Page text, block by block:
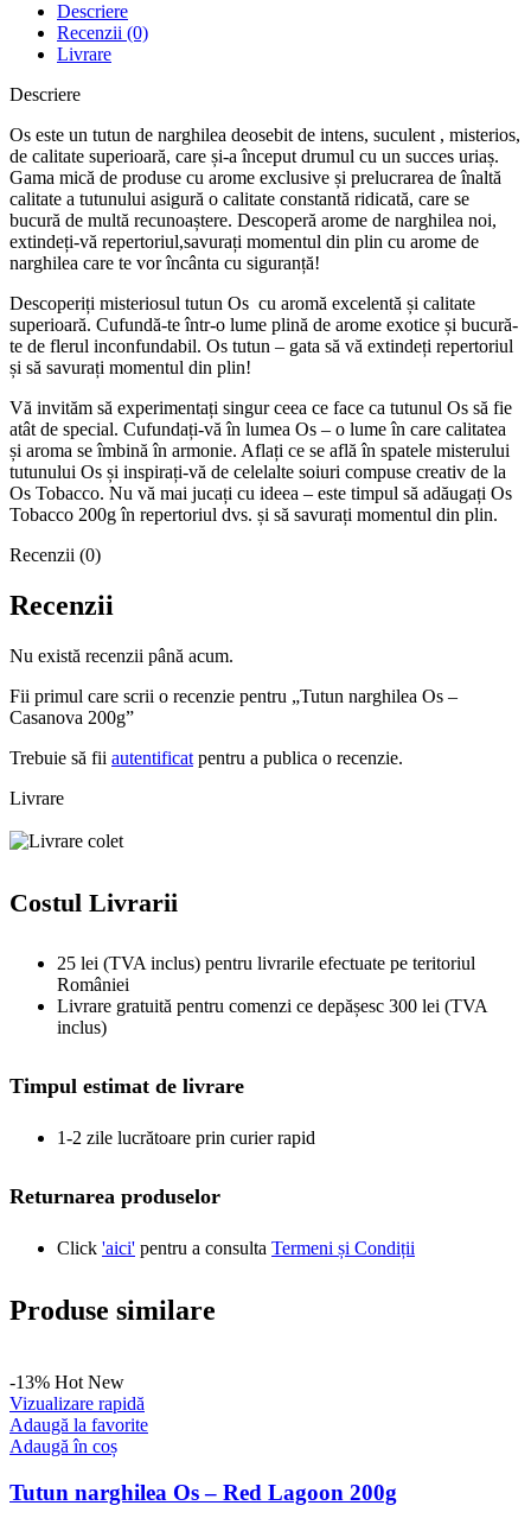
Descriere
Recenzii (0)
Livrare
Descriere
Os este un tutun de narghilea deosebit de intens, suculent , misterios,
de calitate superioară, care și-a început drumul cu un succes uriaș.
Gama mică de produse cu arome exclusive și prelucrarea de înaltă
calitate a tutunului asigură o calitate constantă ridicată, care se
bucură de multă recunoaștere. Descoperă arome de narghilea noi,
extindeți-vă repertoriul,savurați momentul din plin cu arome de
narghilea care te vor încânta cu siguranță!
Descoperiți misteriosul tutun Os cu aromă excelentă și calitate
superioară. Cufundă-te într-o lume plină de arome exotice și bucură-
te de flerul inconfundabil. Os tutun – gata să vă extindeți repertoriul
și să savurați momentul din plin!
Vă invităm să experimentați singur ceea ce face ca tutunul Os să fie
atât de special. Cufundați-vă în lumea Os – o lume în care calitatea
și aroma se îmbină în armonie. Aflați ce se află în spatele misterului
tutunului Os și inspirați-vă de celelalte soiuri compuse creativ de la
Os Tobacco. Nu vă mai jucați cu ideea – este timpul să adăugați Os
Tobacco 200g în repertoriul dvs. și să savurați momentul din plin.
Recenzii (0)
Recenzii
Nu există recenzii până acum.
Fii primul care scrii o recenzie pentru „Tutun narghilea Os –
Casanova 200g”
Trebuie să fii autentificat pentru a publica o recenzie.
Livrare
Costul Livrarii
25 lei (TVA inclus) pentru livrarile efectuate pe teritoriul
României
Livrare gratuită pentru comenzi ce depășesc 300 lei (TVA
inclus)
Timpul estimat de livrare
1-2 zile lucrătoare prin curier rapid
Returnarea produselor
Click 'aici' pentru a consulta Termeni și Condiții
Produse similare
-13% Hot New
Vizualizare rapidă
Adaugă la favorite
Adaugă în coș
Tutun narghilea Os – Red Lagoon 200g